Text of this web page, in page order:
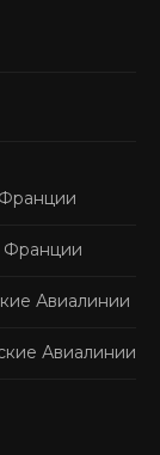
Франции
Авиалинии
Авиалинии